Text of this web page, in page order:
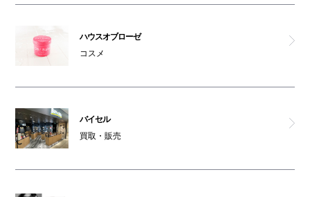
ハウスオブローゼ
コスメ
バイセル
買取・販売